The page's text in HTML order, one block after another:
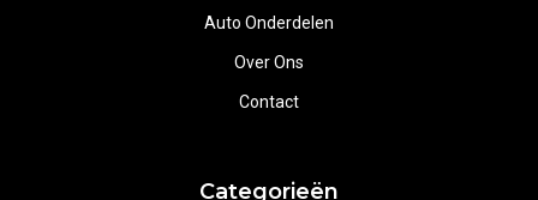
Auto Onderdelen
Over Ons
Contact
Categorieën